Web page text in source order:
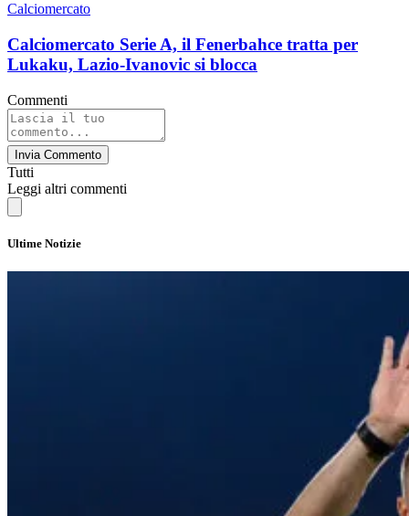
Calciomercato
Calciomercato Serie A, il Fenerbahce tratta per
Lukaku, Lazio-Ivanovic si blocca
Commenti
Invia Commento
Tutti
Leggi altri commenti
Ultime Notizie